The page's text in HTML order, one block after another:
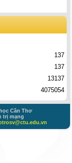
137
137
13137
4075054
Cần Thơ
trị mạng